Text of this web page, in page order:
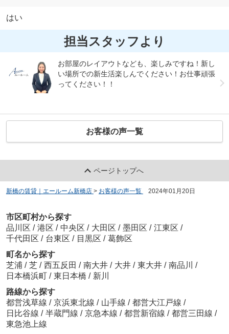
はい
担当スタッフより
お部屋のレイアウトなども、楽しみですね！新し
い場所での新生活楽しんでください！お仕事頑張
ってください！！
お客様の声一覧
ページトップへ
新橋の賃貸｜エールーム新橋店 > お客様の声一覧 2024年01月20日
市区町村から探す
品川区 / 港区 / 中央区 / 大田区 / 墨田区 / 江東区 /
千代田区 / 台東区 / 目黒区 / 葛飾区
町名から探す
芝浦 / 芝 / 西五反田 / 南大井 / 大井 / 東大井 / 南品川 /
日本橋浜町 / 東日本橋 / 新川
路線から探す
都営浅草線 / 京浜東北線 / 山手線 / 都営大江戸線 /
日比谷線 / 半蔵門線 / 京急本線 / 都営新宿線 / 都営三田線 /
東急池上線